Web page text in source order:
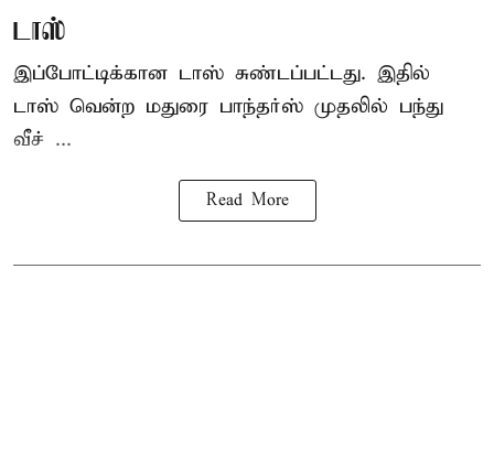
டாஸ்
இப்போட்டிக்கான டாஸ் சுண்டப்பட்டது. இதில்
டாஸ் வென்ற மதுரை பாந்தர்ஸ் முதலில் பந்து
வீச் ...
Read More